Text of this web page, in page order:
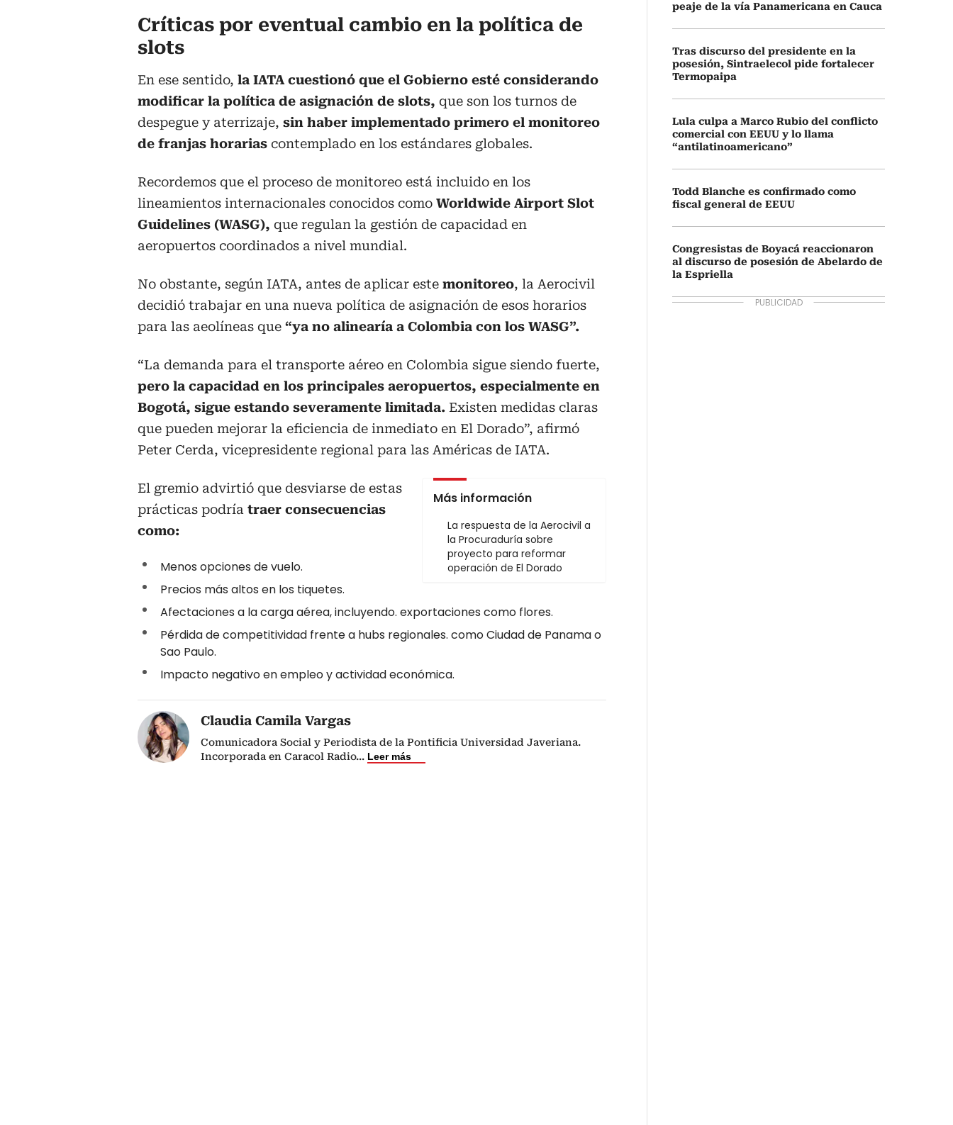
Críticas por eventual cambio en la política de
slots
En ese sentido, la IATA cuestionó que el Gobierno esté considerando
modificar la política de asignación de slots, que son los turnos de
despegue y aterrizaje, sin haber implementado primero el monitoreo
de franjas horarias contemplado en los estándares globales.
Recordemos que el proceso de monitoreo está incluido en los
lineamientos internacionales conocidos como Worldwide Airport Slot
Guidelines (WASG), que regulan la gestión de capacidad en
aeropuertos coordinados a nivel mundial.
No obstante, según IATA, antes de aplicar este monitoreo, la Aerocivil
decidió trabajar en una nueva política de asignación de esos horarios
para las aeolíneas que “ya no alinearía a Colombia con los WASG”.
“La demanda para el transporte aéreo en Colombia sigue siendo fuerte,
pero la capacidad en los principales aeropuertos, especialmente en
Bogotá, sigue estando severamente limitada. Existen medidas claras
que pueden mejorar la eficiencia de inmediato en El Dorado”, afirmó
Peter Cerda, vicepresidente regional para las Américas de IATA.
Más información
La respuesta de la Aerocivil a
la Procuraduría sobre
proyecto para reformar
operación de El Dorado
El gremio advirtió que desviarse de estas
prácticas podría traer consecuencias
como:
Menos opciones de vuelo.
Precios más altos en los tiquetes.
Afectaciones a la carga aérea, incluyendo. exportaciones como flores.
Pérdida de competitividad frente a hubs regionales. como Ciudad de Panama o
Sao Paulo.
Impacto negativo en empleo y actividad económica.
Claudia Camila Vargas
Comunicadora Social y Periodista de la Pontificia Universidad Javeriana.
Incorporada en Caracol Radio... Leer más
peaje de la vía Panamericana en Cauca
Tras discurso del presidente en la
posesión, Sintraelecol pide fortalecer
Termopaipa
Lula culpa a Marco Rubio del conflicto
comercial con EEUU y lo llama
“antilatinoamericano”
Todd Blanche es confirmado como
fiscal general de EEUU
Congresistas de Boyacá reaccionaron
al discurso de posesión de Abelardo de
la Espriella